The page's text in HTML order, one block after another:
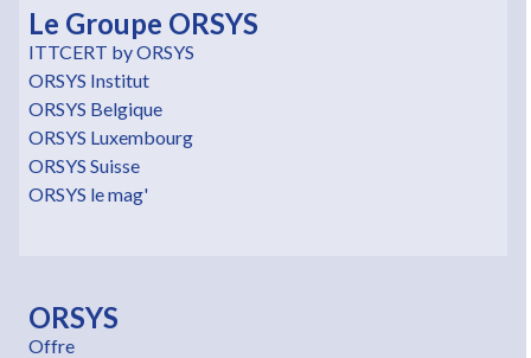
Le Groupe ORSYS
ITTCERT by ORSYS
ORSYS Institut
ORSYS Belgique
ORSYS Luxembourg
ORSYS Suisse
ORSYS le mag'
ORSYS
Offre